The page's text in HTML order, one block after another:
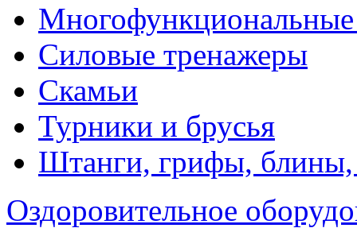
Силовые тренажеры
Скамьи
Турники и брусья
Штанги, грифы, блины,
Оздоровительное